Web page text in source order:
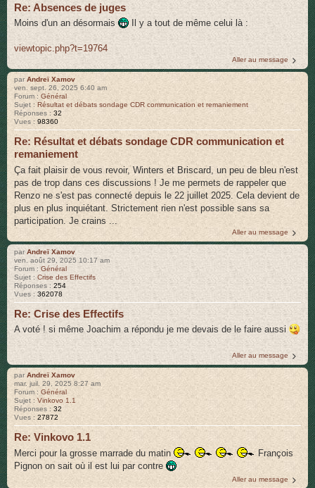
Re: Absences de juges
Moins d'un an désormais Il y a tout de même celui là :
viewtopic.php?t=19764
Aller au message
parAndreï Xamov
ven. sept. 26, 2025 6:40 am
Forum : Général
Sujet : Résultat et débats sondage CDR communication et remaniement
Réponses : 32
Vues : 98360
Re: Résultat et débats sondage CDR communication et
remaniement
Ça fait plaisir de vous revoir, Winters et Briscard, un peu de bleu n'est
pas de trop dans ces discussions ! Je me permets de rappeler que
Renzo ne s'est pas connecté depuis le 22 juillet 2025. Cela devient de
plus en plus inquiétant. Strictement rien n'est possible sans sa
participation. Je crains ...
Aller au message
parAndreï Xamov
ven. août 29, 2025 10:17 am
Forum :Général
Sujet :Crise des Effectifs
Réponses : 254
Vues : 362078
Re: Crise des Effectifs
A voté ! si même Joachim a répondu je me devais de le faire aussi
Aller au message
parAndreï Xamov
mar. juil. 29, 2025 8:27 am
Forum : Général
Sujet : Vinkovo 1.1
Réponses : 32
Vues : 27872
Re: Vinkovo 1.1
Merci pour la grosse marrade du matin
François
Pignon on sait où il est lui par contre
Aller au message